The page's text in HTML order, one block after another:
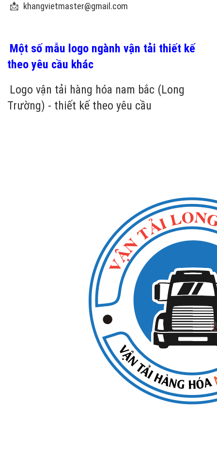
📩 khangvietmaster@gmail.com
Một số mẫu logo ngành vận tải thiết kế
theo yêu cầu khác
Logo vận tải hàng hóa nam bắc (Long
Trường) - thiết kế theo yêu cầu